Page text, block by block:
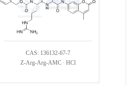
CAS: 136132-67-7
Z-Arg-Arg-AMC ∙ HCl